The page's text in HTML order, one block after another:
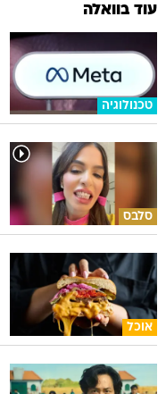
עוד בוואלה
טכנולוגיה
סלבס
אוכל